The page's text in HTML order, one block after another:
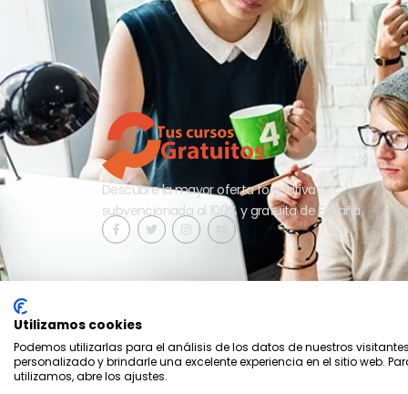
Descubre la mayor oferta formativa
subvencionada al 100% y gratuita de España.
2026 - Tus cursos gratuitos - Aesrafor S.L.
Utilizamos cookies
Podemos utilizarlas para el análisis de los datos de nuestros
personalizado y brindarle una excelente experiencia en el sitio web.
utilizamos, abre los ajustes.